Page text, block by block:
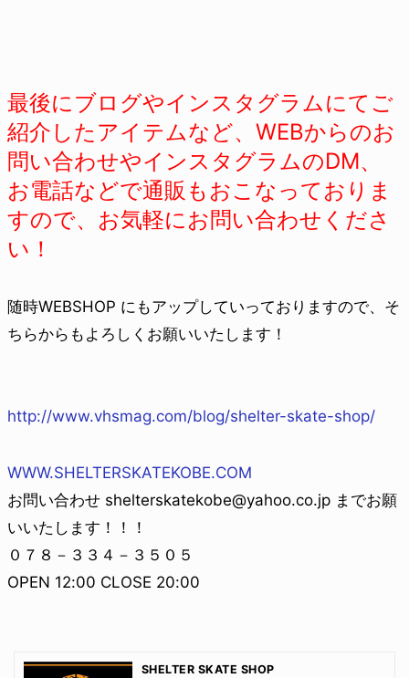
最後にブログやインスタグラムにてご
紹介したアイテムなど、WEBからのお
問い合わせやインスタグラムのDM、
お電話などで通販もおこなっておりま
すので、お気軽にお問い合わせくださ
い！
随時WEBSHOP にもアップしていっておりますので、そ
ちらからもよろしくお願いいたします！
http://www.vhsmag.com/blog/shelter-skate-shop/
WWW.SHELTERSKATEKOBE.COM
お問い合わせ shelterskatekobe@yahoo.co.jp までお願
いいたします！！！
０７８－３３４－３５０５
OPEN 12:00 CLOSE 20:00
SHELTER SKATE SHOP